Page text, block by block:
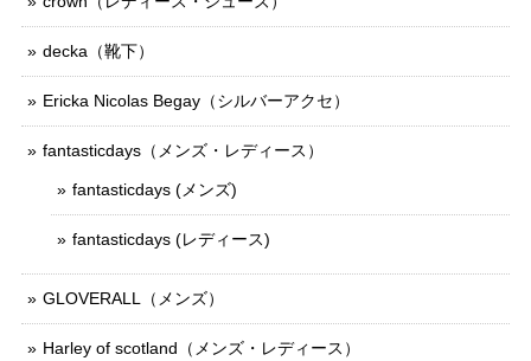
decka（靴下）
Ericka Nicolas Begay（シルバーアクセ）
fantasticdays（メンズ・レディース）
fantasticdays (メンズ)
fantasticdays (レディース)
GLOVERALL（メンズ）
Harley of scotland（メンズ・レディース）